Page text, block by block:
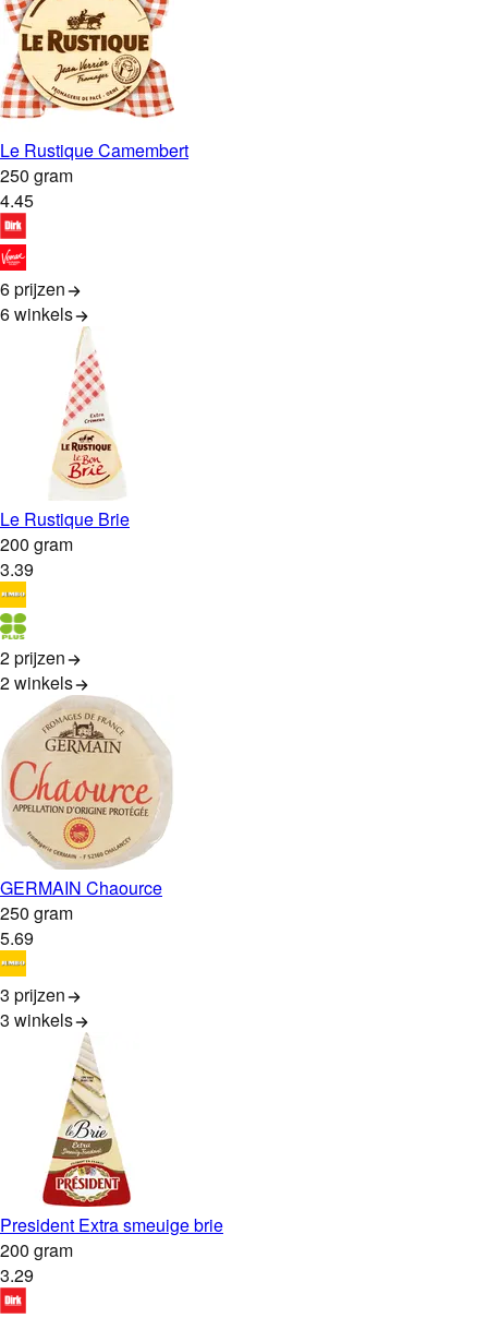
Le Rustique Camembert
250 gram
4.45
6 prijzen
6winkels
Le Rustique Brie
200 gram
3.39
2 prijzen
2winkels
GERMAIN Chaource
250 gram
5.69
3 prijzen
3 winkels
President Extra smeuige brie
200 gram
3.29